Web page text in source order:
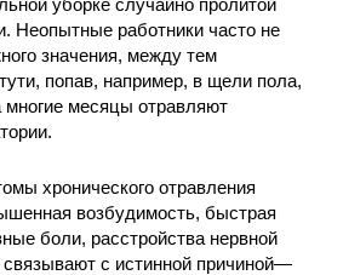
уборке случайно пролитой
Неопытные работники часто не
значения, между тем
попав, например, в щели пола,
многие месяцы отравляют
хронического отравления
возбудимость, быстрая
боли, расстройства нервной
с истинной причиной—